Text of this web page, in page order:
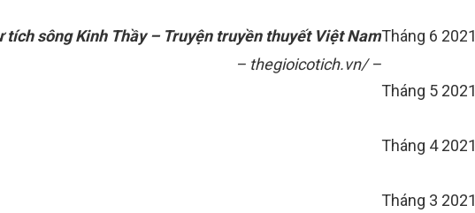
tích sông Kinh Thầy – Truyện truyền thuyết Việt Nam
– thegioicotich.vn/ –
Tháng 6 2021
Tháng 5 2021
Tháng 4 2021
Tháng 3 2021